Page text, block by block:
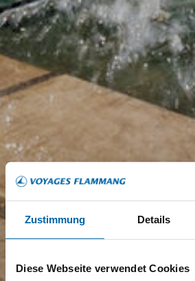
Zustimmung Details
Diese Webseite verwendet Cookies